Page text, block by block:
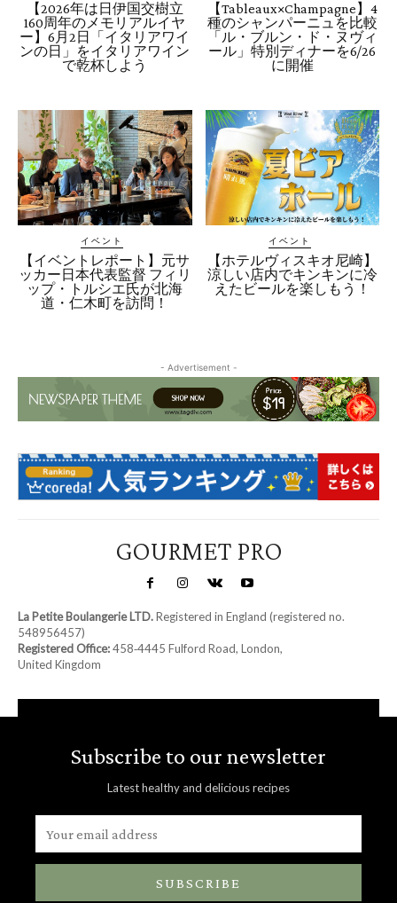
【2026年は日伊国交樹立
160周年のメモリアルイヤ
ー】6月2日「イタリアワイ
ンの日」をイタリアワイン
で乾杯しよう
【Tableaux×Champagne】4
種のシャンパーニュを比較
「ル・ブルン・ド・ヌヴィ
ール」特別ディナーを6/26
に開催
イベント
【イベントレポート】元サ
ッカー日本代表監督 フィリ
ップ・トルシエ氏が北海
道・仁木町を訪問！
イベント
【ホテルヴィスキオ尼崎】
涼しい店内でキンキンに冷
えたビールを楽しもう！
- Advertisement -
GOURMET PRO
La Petite Boulangerie LTD.Registered in England (registered no.
548956457)
Registered Office:458‑4445 Fulford Road, London,
United Kingdom
Subscribe to our newsletter
Latest healthy and delicious recipes
SUBSCRIBE